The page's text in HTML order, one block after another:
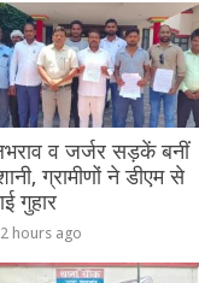
p
p
व जर्जर सड़कें बनीं
ग्रामीणों ने डीएम से
गुहार
hours ago